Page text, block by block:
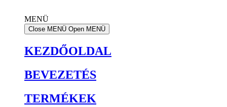
MENÜ
Close MENÜ Open MENÜ
KEZDŐOLDAL
BEVEZETÉS
TERMÉKEK